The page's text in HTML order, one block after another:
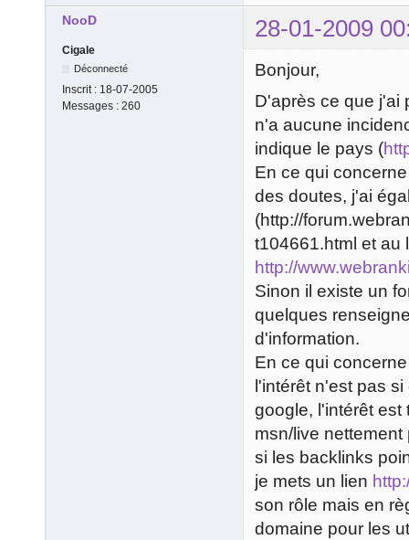
NooD 28-01-2009
Cigale
Déconnecté
Inscrit : 18-07-2005
Messages : 260
Bonjour,
D'après ce que j'ai
n'a aucune
indique le pays (
En ce qui
des doutes, j'ai
(http://
t104661.html et au
http://
Sinon il existe un
quelques
d'information.
En ce qui
l'intérêt n'est pas
google, l'intérêt est
msn/live
si les backlinks
je mets un lien
son rôle mais en
domaine pour les